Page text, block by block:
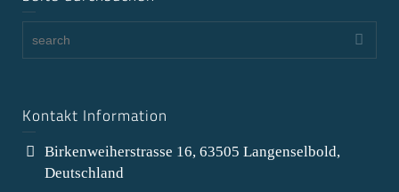
Kontakt Information
Birkenweiherstrasse 16, 63505 Langenselbold,
Deutschland